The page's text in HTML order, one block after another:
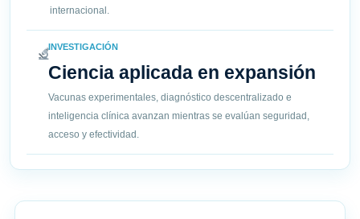
internacional.
INVESTIGACIÓN
Ciencia aplicada en expansión
Vacunas experimentales, diagnóstico descentralizado e
inteligencia clínica avanzan mientras se evalúan seguridad,
acceso y efectividad.